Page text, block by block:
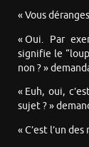
« Vous
« Oui. Par
signifie le
non ? »
« Euh, oui,
sujet ? »
« C’est l’un